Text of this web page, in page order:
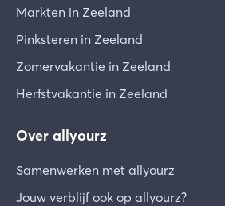
Markten in Zeeland
Pinksteren in Zeeland
Zomervakantie in Zeeland
Herfstvakantie in Zeeland
Over allyourz
Samenwerken met allyourz
Jouw verblijf ook op allyourz?